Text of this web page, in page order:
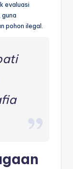
evaluasi
pohon ilegal.